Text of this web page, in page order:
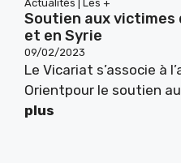
Actualités Les +
Soutien aux victimes
et en Syrie
09/02/2023
Le Vicariat s’associe à
Orientpour le soutien
plus